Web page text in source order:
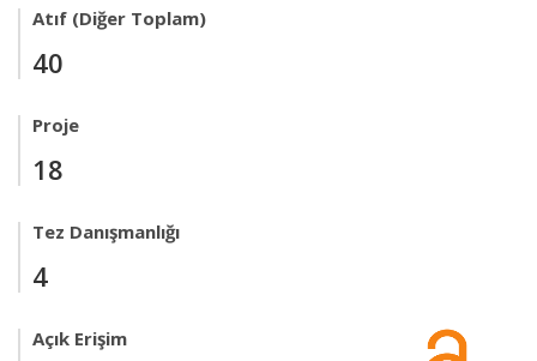
Atıf (Diğer Toplam)
40
Proje
18
Tez Danışmanlığı
4
Açık Erişim